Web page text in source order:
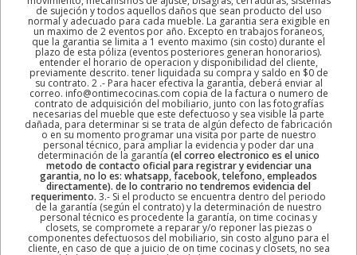
de sujeción y todos aquellos daños que sean producto del uso
normal y adecuado para cada mueble. La garantia sera exigible en
un maximo de 2 eventos por año. Excepto en trabajos foraneos,
que la garantia se limita a 1 evento maximo (sin costo) durante el
plazo de esta póliza (eventos posteriores generan honorarios).
entender el horario de operacion y disponibilidad del cliente,
previamente descrito. tener liquidada su compra y saldo en $0 de
su contrato. 2 .- Para hacer efectiva la garantía, deberá enviar al
correo. info@ontimecocinas.com copia de la factura o numero de
contrato de adquisición del mobiliario, junto con las fotografías
necesarias del mueble que este defectuoso y sea visible la parte
dañada, para determinar si se trata de algún defecto de fabricación
o en su momento programar una visita por parte de nuestro
personal técnico, para ampliar la evidencia y poder dar una
determinación de la garantía (el correo electronico es el unico
metodo de contacto oficial para registrar y evidenciar una
garantia, no lo es: whatsapp, facebook, telefono, empleados
directamente). de lo contrario no tendremos evidencia del
requerimento. 3.- Si el producto se encuentra dentro del periodo
de la garantía (según el contrato) y la determinación de nuestro
personal técnico es procedente la garantía, on time cocinas y
closets, se compromete a reparar y/o reponer las piezas o
componentes defectuosos del mobiliario, sin costo alguno para el
cliente, en caso de que a juicio de on time cocinas y closets, no sea